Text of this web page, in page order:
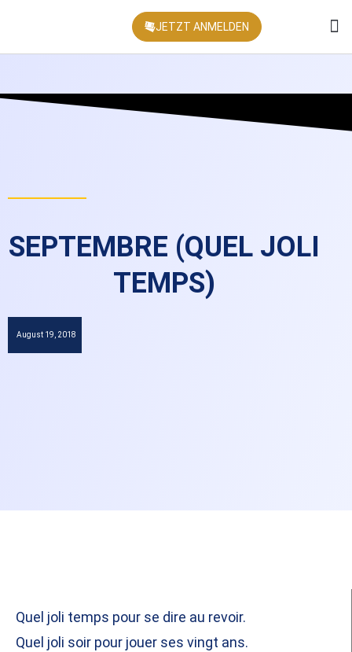
JETZT ANMELDEN
SEPTEMBRE (QUEL JOLI
TEMPS)
August 19, 2018
Quel joli temps pour se dire au revoir.
Quel joli soir pour jouer ses vingt ans.